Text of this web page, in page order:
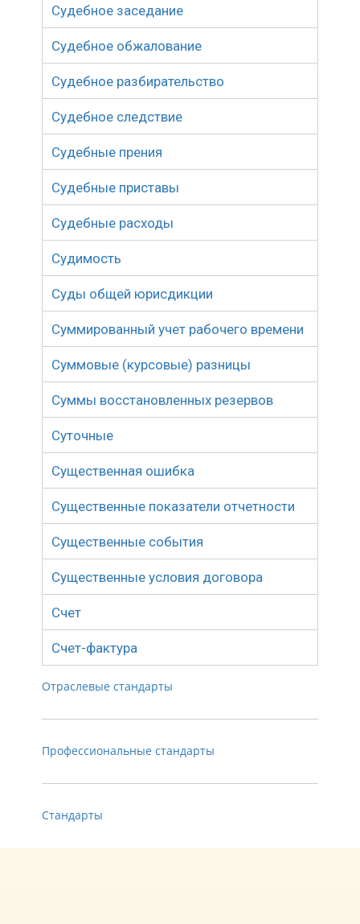
Судебное заседание
Судебное обжалование
Судебное разбирательство
Судебное следствие
Судебные прения
Судебные приставы
Судебные расходы
Судимость
Суды общей юрисдикции
Суммированный учет рабочего времени
Суммовые (курсовые) разницы
Суммы восстановленных резервов
Суточные
Существенная ошибка
Существенные показатели отчетности
Существенные события
Существенные условия договора
Счет
Счет-фактура
Отраслевые стандарты
Профессиональные стандарты
Стандарты